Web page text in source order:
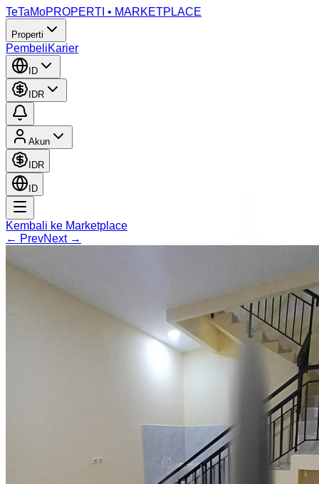
TeTaMoPROPERTI • MARKETPLACE
Properti
PembeliKarier
ID
IDR
Akun
IDR
ID
Kembali ke Marketplace
← PrevNext →